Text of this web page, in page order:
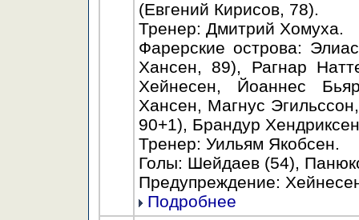
(Евгений Кирисов, 78).
Тренер: Дмитрий Хомуха.
Фарерские острова:
Хансен, 89), Рагнар
Хейнесен, Йоаннес
Хансен, Магнус
90+1), Брандур
Тренер: Уильям Якобсен.
Голы: Шейдаев (54),
Предупреждение:
Подробнее